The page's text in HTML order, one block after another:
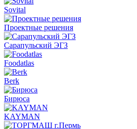
Sovital
Проектные решения
Сарапульский ЭГЗ
Foodatlas
Berk
Бирюса
KAYMAN